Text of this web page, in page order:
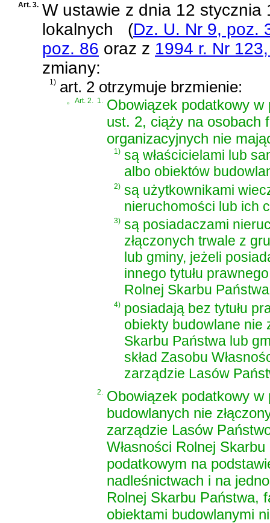
Art. 3. W ustawie z dnia 12 stycznia
lokalnych
(Dz. U. Nr 9, poz.
poz. 86 oraz z 1994 r. Nr
zmiany:
1) art. 2 otrzymuje brzmienie:
„ Art. 2. 1. Obowiązek podatkowy
ust. 2, ciąży na osobach
organizacyjnych nie
1) są właścicielami lub
albo obiektów
2) są użytkownikami
nieruchomości lub ich
3) są posiadaczami
złączonych trwale z
lub gminy, jeżeli
innego tytułu
Rolnej Skarbu
4) posiadają bez tytułu
obiekty budowlane nie
Skarbu Państwa lub
skład Zasobu
zarządzie Lasów
2.
Obowiązek podatkowy
budowlanych nie
zarządzie Lasów
Własności Rolnej
podatkowym na
nadleśnictwach i na
Rolnej Skarbu Państwa,
obiektami budowlanymi